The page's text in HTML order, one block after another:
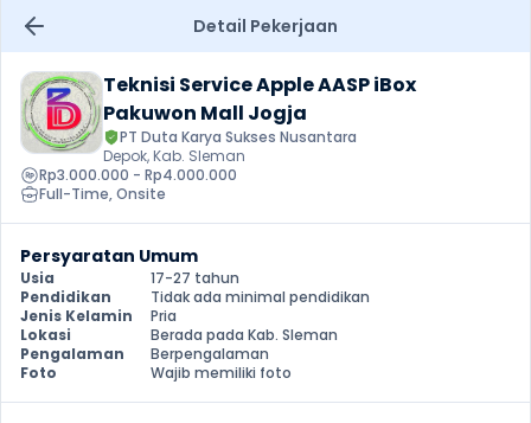
Detail Pekerjaan
Teknisi Service Apple AASP iBox
Pakuwon Mall Jogja
PT Duta Karya Sukses Nusantara
Depok, Kab. Sleman
Rp3.000.000 - Rp4.000.000
Full-Time, Onsite
Persyaratan Umum
Usia
17-27 tahun
Pendidikan
Tidak ada minimal pendidikan
Jenis Kelamin
Pria
Lokasi
Berada pada Kab. Sleman
Pengalaman
Berpengalaman
Foto
Wajib memiliki foto